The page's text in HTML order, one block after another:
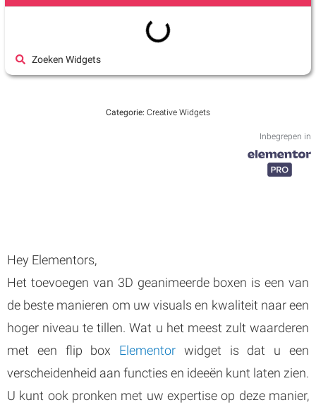
Hey Elementors,
Het toevoegen van 3D geanimeerde boxen is een van
de beste manieren om uw visuals en kwaliteit naar een
hoger niveau te tillen. Wat u het meest zult waarderen
met een flip box Elementor widget is dat u een
verscheidenheid aan functies en ideeën kunt laten zien.
U kunt ook pronken met uw expertise op deze manier,
Zoeken Widgets
Categorie: Creative Widgets
Inbegrepen in